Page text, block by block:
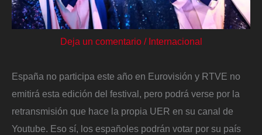
Deja un comentario / Internacional
España no participa este año en Eurovisión y RTVE no
emitirá esta edición del festival, pero podrá verse por la
retransmisión que hace la propia UER en su canal de
Youtube. Eso sí, los españoles podrán votar por su país